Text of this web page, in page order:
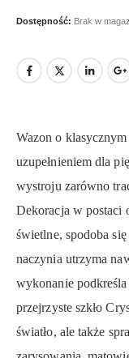
Dostępność: Brak w
Wazon o klasycznym
uzupełnieniem dla
wystroju zarówno
Dekoracja w postaci
świetlne, spodoba
naczynia utrzyma
wykonanie
przejrzyste szkło
światło, ale także